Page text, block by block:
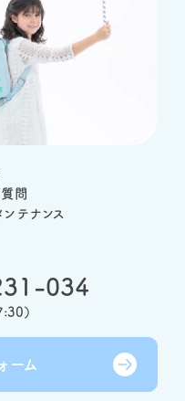
問
テナンス
034
）
ーム